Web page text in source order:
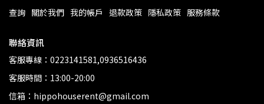
查詢 關於我們 我的帳戶 退款政策 隱私政策 服務條款
聯絡資訊
客服專線：0223141581,0936516436
客服時間：13:00-20:00
信箱：hippohouserent@gmail.com